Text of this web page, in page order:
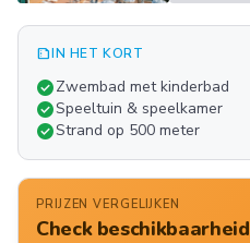
summarizeIN HET KORT
check_circleZwembad met kinderbad
check_circleSpeeltuin & speelkamer
check_circleStrand op 500 meter
PRIJZEN VERGELIJKEN
Check beschikbaarheid